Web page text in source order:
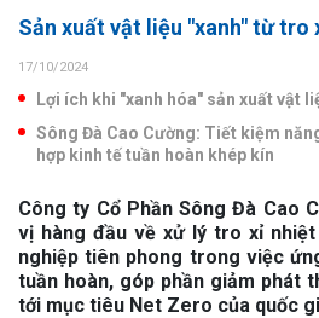
Sản xuất vật liệu "xanh" từ tro
17/10/2024
Lợi ích khi "xanh hóa" sản xuất vật
Sông Đà Cao Cường: Tiết kiệm
hợp kinh tế tuần hoàn khép kín
Công ty Cổ Phần Sông Đà Cao
vị hàng đầu về xử lý tro xỉ
nghiệp tiên phong trong việc
tuần hoàn, góp phần giảm phát
tới mục tiêu Net Zero của quốc